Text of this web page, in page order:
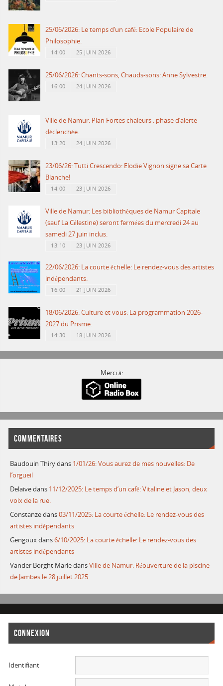
25/06/2026: Le temps d’un café: Ecole Populaire de
Philosophie.
14:00 25 JUIN 2026
25/06/2026: Chants-sons, Chauds-sons: Anne Sylvestre.
16:00 24 JUIN 2026
Ville de Namur: Plan Fortes chaleurs : phase d’alerte
déclenchée.
13:20 24 JUIN 2026
23/06/26: Tutti Crescendo: Elodie Vignon signe sa Carte
Blanche!
14:00 23 JUIN 2026
Ville de Namur: Les bibliothèques de Namur Capitale
(sauf La Célestine) seront fermées du mercredi 24 au
samedi 27 juin inclus.
13:10 23 JUIN 2026
22/06/2026: La courte échelle: Le rendez-vous des artistes
indépendants.
16:00 21 JUIN 2026
18/06/2026: Culture et vous: La programmation 2026-
2027 du Prisme.
14:30 18 JUIN 2026
Merci à:
COMMENTAIRES
Baudouin Thirydans 1/01/26: Vous aurez de mes nouvelles: De
l’orgueil
Delaivedans 11/12/2025: Le temps d’un café: Vitaline et Jason, deux
voix de la rue.
Constanzedans03/11/2025: La courte échelle: Le rendez-vous des
artistes indépendants
Gengouxdans6/10/2025: La courte échelle: Le rendez-vous des
artistes indépendants
Vander Borght MariedansVille de Namur: Réouverture de la piscine
de Jambes le 28 juillet 2025
CONNEXION
Identifiant